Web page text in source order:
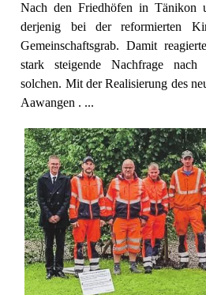
Nach den Friedhöfen in Tänikon
derjenig bei der reformierten
Gemeinschaftsgrab. Damit
stark steigende Nachfrage
solchen. Mit der Realisierung des
Aawangen . ...